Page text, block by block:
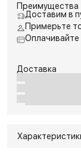
Преимущества
Доставим в
Примерьте
Доставка